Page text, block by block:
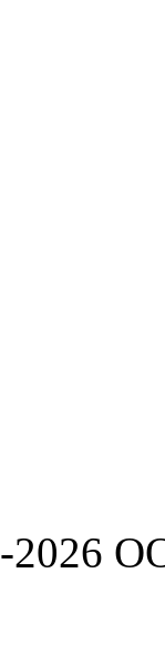
2026